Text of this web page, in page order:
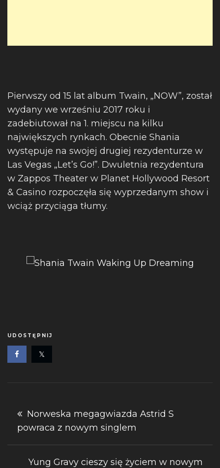
Pierwszy od 15 lat album Twain, „NOW”, został
wydany we wrześniu 2017 roku i
zadebiutował na 1. miejscu na kilku
największych rynkach. Obecnie Shania
występuje na swojej drugiej rezydenturze w
Las Vegas „Let’s Go!”. Dwuletnia rezydentura
w Zappos Theater w Planet Hollywood Resort
& Casino rozpoczęła się wyprzedanym show i
wciąż przyciąga tłumy.
UDOSTĘPNIJ
Nawigacja
wpisu
Norweska megagwiazda Astrid S
powraca z nowym singlem
Yung Gravy cieszy się życiem w nowym